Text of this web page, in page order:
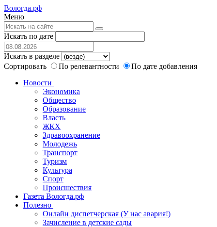
Вологда.рф
Меню
Искать по дате
Искать в разделе
Сортировать
По релевантности
По дате добавления
Новости
Экономика
Общество
Образование
Власть
ЖКХ
Здравоохранение
Молодежь
Транспорт
Туризм
Культура
Спорт
Происшествия
Газета Вологда.рф
Полезно
Онлайн диспетчерская (У нас авария!)
Зачисление в детские сады